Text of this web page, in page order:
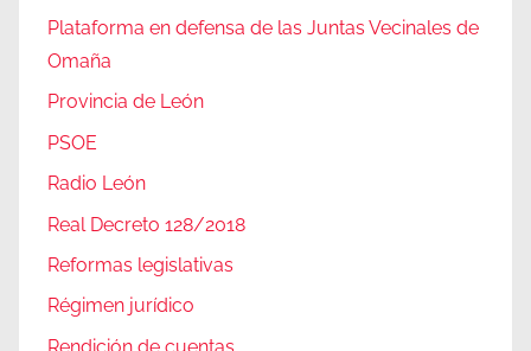
Plataforma en defensa de las Juntas Vecinales de
Omaña
Provincia de León
PSOE
Radio León
Real Decreto 128/2018
Reformas legislativas
Régimen jurídico
Rendición de cuentas